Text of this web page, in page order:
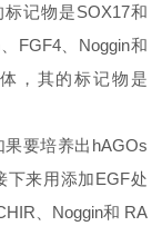
记物是SOX17和
FGF4、Noggin和
，其的标记物是
要培养出hAGOs
下来用添加EGF处
、Noggin和 RA